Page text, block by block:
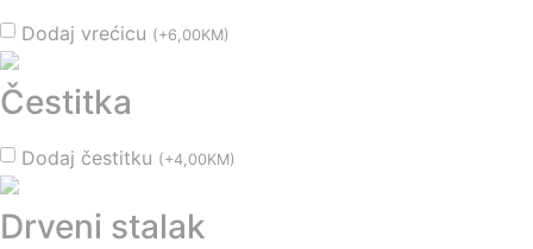
Dodaj vrećicu (+6,00KM)
Čestitka
Dodaj čestitku (+4,00KM)
Drveni stalak